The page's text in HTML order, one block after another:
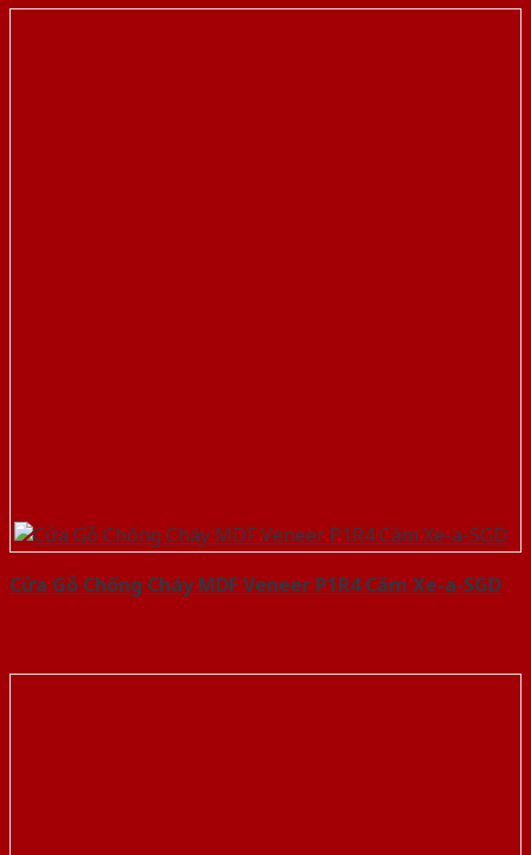
Cửa Gỗ Chống Cháy MDF Veneer P1R4 Căm Xe-a-SGD